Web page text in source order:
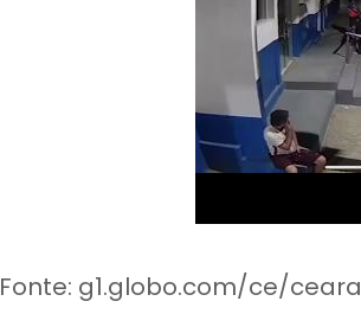
Fonte: g1.globo.com/ce/ceara